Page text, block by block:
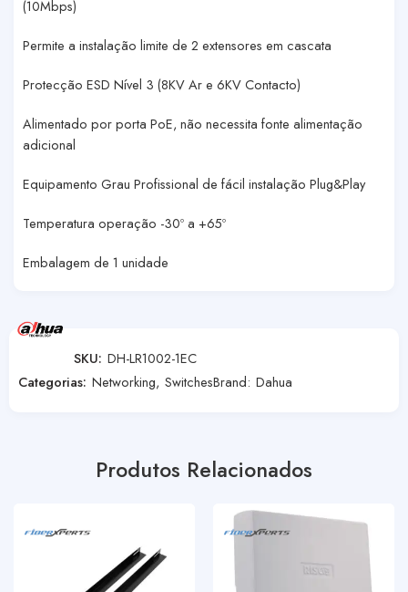
(10Mbps)
Permite a instalação limite de 2 extensores em cascata
Protecção ESD Nível 3 (8KV Ar e 6KV Contacto)
Alimentado por porta PoE, não necessita fonte alimentação
adicional
Equipamento Grau Profissional de fácil instalação Plug&Play
Temperatura operação -30º a +65º
Embalagem de 1 unidade
SKU: DH-LR1002-1EC
Categorias: Networking, SwitchesBrand: Dahua
Produtos Relacionados